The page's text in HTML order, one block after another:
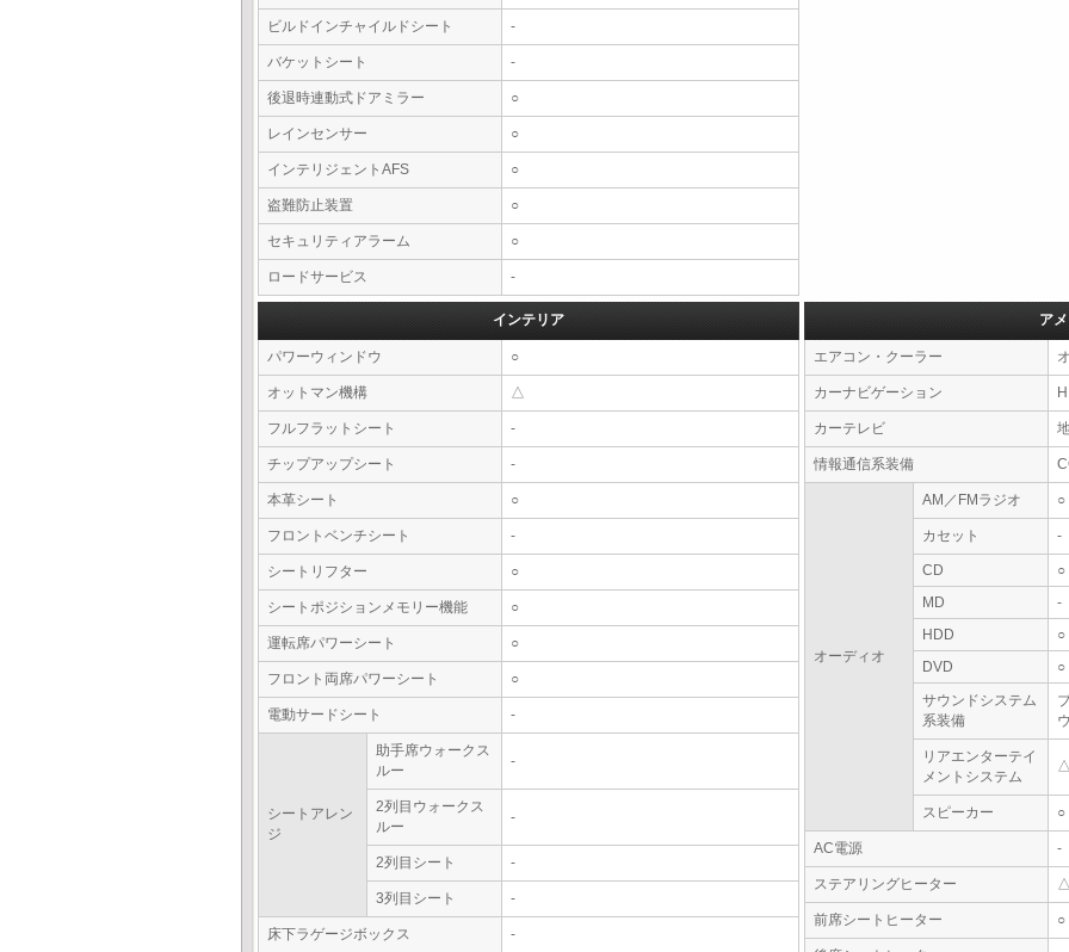
ビルドインチャイルドシート -
バケットシート -
後退時連動式ドアミラー ○
レインセンサー ○
インテリジェントAFS ○
盗難防止装置 ○
セキュリティアラーム ○
ロードサービス -
インテリア
パワーウィンドウ ○
オットマン機構 △
フルフラットシート -
チップアップシート -
本革シート ○
フロントベンチシート -
シートリフター ○
シートポジションメモリー機能 ○
運転席パワーシート ○
フロント両席パワーシート ○
電動サードシート -
シートアレン
ジ
助手席ウォークス
ルー
-
2列目ウォークス
ルー
-
2列目シート -
3列目シート -
床下ラゲージボックス -
ア
エアコン・クーラー
カーナビゲーション
カーテレビ
情報通信系装備
オーディオ
AM／FMラジオ ○
カセット -
CD
○
MD
-
HDD
○
DVD
○
サウンドシステム
系装備
リアエンターテイ
メントシステム
スピーカー ○
AC電源 -
ステアリングヒーター
前席シートヒーター ○